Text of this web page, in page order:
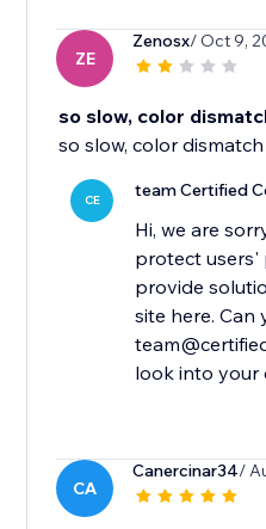
ZE
Zenosx/ Oct 9,
so slow, color
so slow, color dismatch
CE team Certified
Hi, we are
protect users'
provide
site here. Can
look into your
CA
Canercinar34/